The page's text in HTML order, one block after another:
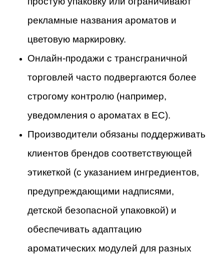
рекламные названия ароматов и
цветовую маркировку.
Онлайн-продажи с трансграничной
торговлей часто подвергаются более
строгому контролю (например,
уведомления о ароматах в ЕС).
Производители обязаны поддерживать
клиентов брендов соответствующей
этикеткой (с указанием ингредиентов,
предупреждающими надписями,
детской безопасной упаковкой) и
обеспечивать адаптацию
ароматических модулей для разных